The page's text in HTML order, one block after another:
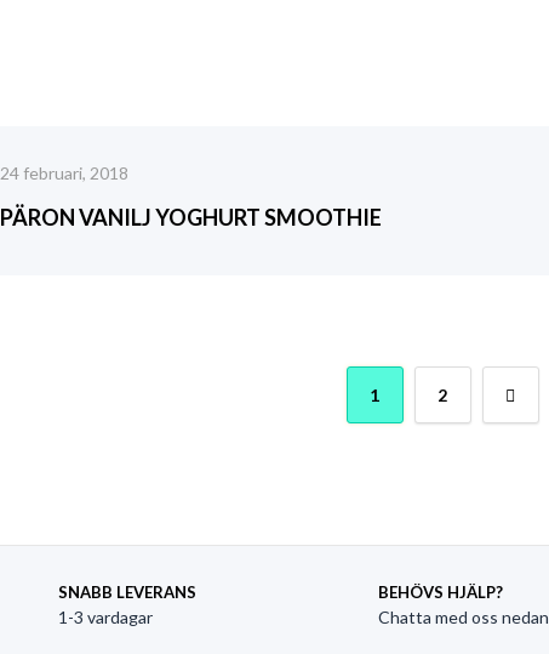
24 februari, 2018
PÄRON VANILJ YOGHURT SMOOTHIE
1 2
SNABB LEVERANS
1-3 vardagar
BEHÖVS HJÄLP?
Chatta med oss nedan